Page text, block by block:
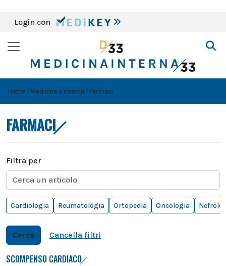
Login con
Home Medicina e ricerca Farmaci
FARMACI
Filtra per
Cardiologia Reumatologia Ortopedia Oncologia
Cerca Cancella filtri
SCOMPENSO CARDIACO